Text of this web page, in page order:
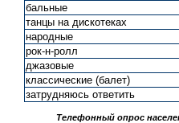
бальные
танцы на дискотеках
народные
рок-н-ролл
джазовые
классические (балет)
затрудняюсь ответить
Телефонный опрос